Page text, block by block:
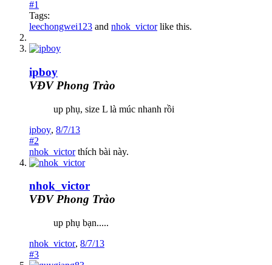
#1
Tags:
leechongwei123 and nhok_victorlike this.
ipboy
VĐV Phong Trào
up phụ, size L là múc nhanh rồi
ipboy, 8/7/13
#2
nhok_victorthích bài này.
nhok_victor
VĐV Phong Trào
up phụ bạn.....
nhok_victor, 8/7/13
#3